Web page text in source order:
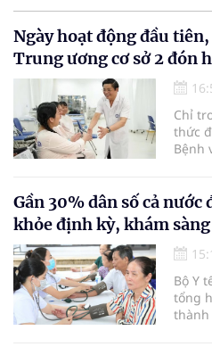
Ngày hoạt động đầu
Trung ương cơ sở 2 đón
Chỉ
thức
Bệnh
em
Gần 30% dân số cả nước
khỏe định kỳ, khám
Bộ Y
tổng
thành